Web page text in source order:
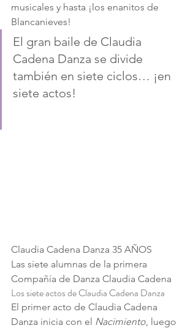
musicales y hasta ¡los enanitos de
Blancanieves!
El gran baile de Claudia
Cadena Danza se divide
también en siete ciclos… ¡en
siete actos!
Claudia Cadena Danza 35 AÑOS
Las siete alumnas de la primera
Compañía de Danza Claudia Cadena
Los siete actos de Claudia Cadena Danza
El primer acto de Claudia Cadena
Danza inicia con el Nacimiento , luego